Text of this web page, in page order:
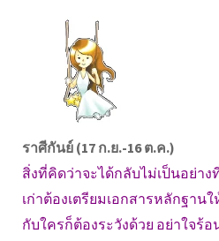
ราศีกันย์ (17 ก.ย.-16 ต.ค.)
สิ่งที่คิดว่าจะได้กลับไม่เป็นอย่า
เก่าต้องเตรียมเอกสารหลักฐาน
กับใครก็ต้องระวังด้วย อย่าใจร้